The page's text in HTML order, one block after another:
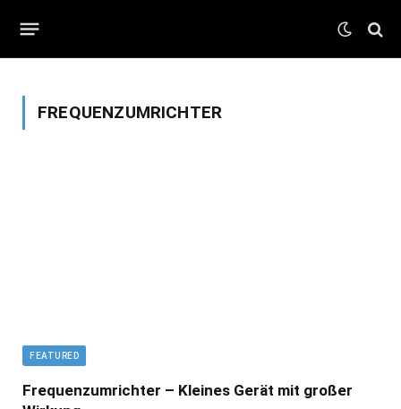
FREQUENZUMRICHTER
FEATURED
Frequenzumrichter – Kleines Gerät mit großer